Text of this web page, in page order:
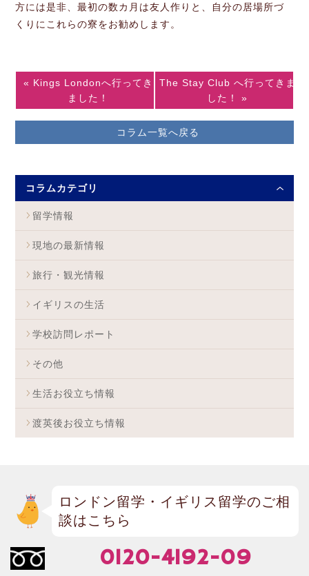
方には是非、最初の数カ月は友人作りと、自分の居場所づ
くりにこれらの寮をお勧めします。
« Kings Londonへ行ってき
ました！
コラム一覧へ戻る
The Stay Club へ行ってきま
した！ »
コラムカテゴリ
留学情報
現地の最新情報
旅行・観光情報
イギリスの生活
学校訪問レポート
その他
生活お役立ち情報
渡英後お役立ち情報
ロンドン留学・イギリス留学のご相
談はこちら
0120-4192-09